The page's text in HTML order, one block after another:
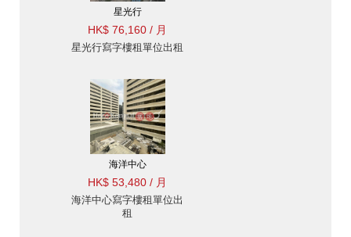
星光行
HK$ 76,160 / 月
星光行寫字樓租單位出租
海洋中心
HK$ 53,480 / 月
海洋中心寫字樓租單位出
租